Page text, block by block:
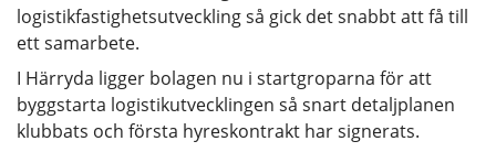
logistikfastighetsutveckling så gick det snabbt att få till
ett samarbete.
I Härryda ligger bolagen nu i startgroparna för att
byggstarta logistikutvecklingen så snart detaljplanen
klubbats och första hyreskontrakt har signerats.